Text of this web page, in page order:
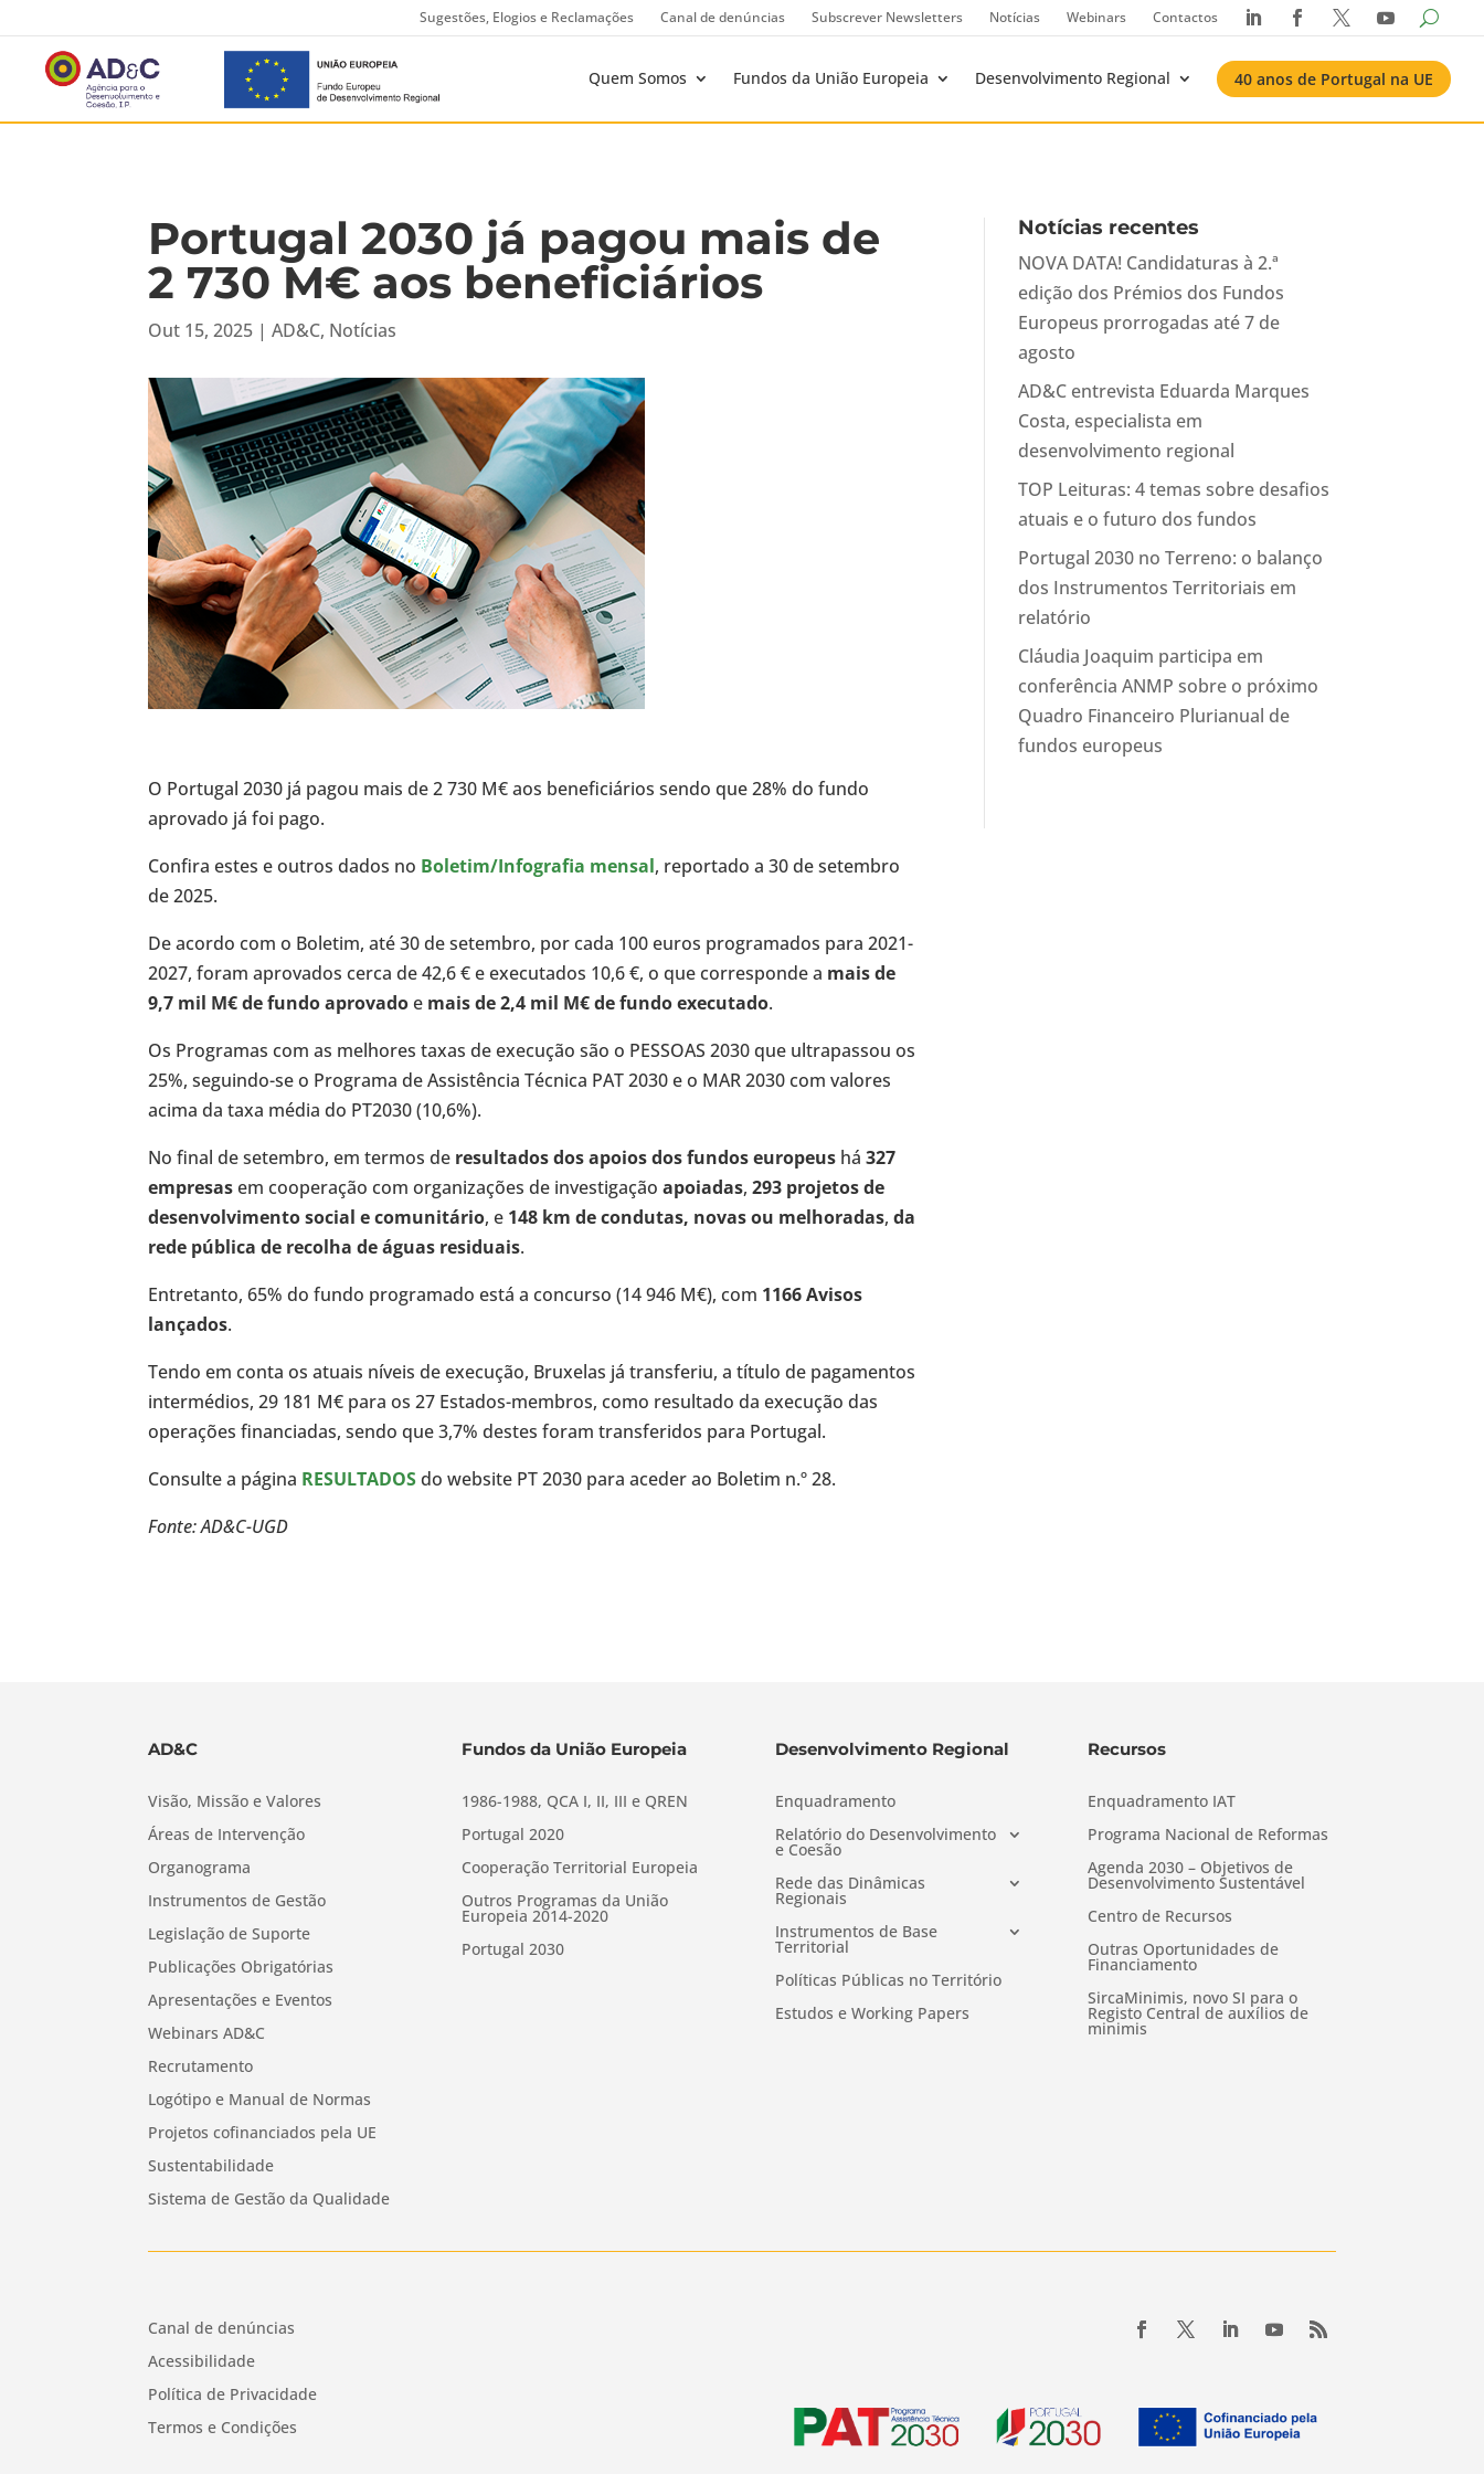
Sugestões, Elogios e Reclamações Canal de denúncias Subscrever Newsletters Notícias Webinars Contactos    
Quem Somos Fundos da União Europeia Desenvolvimento Regional 40 anos de Portugal na UE
Portugal 2030 já pagou mais de
2 730 M€ aos beneficiários
Out 15, 2025 |AD&C, Notícias
O Portugal 2030 já pagou mais de 2 730 M€ aos beneficiários sendo que 28% do fundo
aprovado já foi pago.
Confira estes e outros dados no Boletim/Infografia mensal, reportado a 30 de setembro
de 2025.
De acordo com o Boletim, até 30 de setembro, por cada 100 euros programados para 2021-
2027, foram aprovados cerca de 42,6 € e executados 10,6 €, o que corresponde a mais de
9,7 mil M€ de fundo aprovadoe mais de 2,4 mil M€ de fundo executado.
Os Programas com as melhores taxas de execução são o PESSOAS 2030 que ultrapassou os
25%, seguindo-se o Programa de Assistência Técnica PAT 2030 e o MAR 2030 com valores
acima da taxa média do PT2030 (10,6%).
No final de setembro, em termos de resultados dos apoios dos fundos europeus há327
empresasem cooperação com organizações de investigaçãoapoiadas,293 projetos de
desenvolvimento social e comunitário, e 148 km de condutas, novas ou melhoradas,da
rede pública de recolha de águas residuais.
Entretanto, 65% do fundo programado está a concurso (14 946 M€), com 1166 Avisos
lançados.
Tendo em conta os atuais níveis de execução, Bruxelas já transferiu, a título de pagamentos
intermédios, 29 181 M€ para os 27 Estados-membros, como resultado da execução das
operações financiadas, sendo que 3,7% destes foram transferidos para Portugal.
Consulte a página RESULTADOSdo website PT 2030 para aceder ao Boletim n.º 28.
Fonte: AD&C-UGD
Notícias recentes
NOVA DATA! Candidaturas à 2.ª
edição dos Prémios dos Fundos
Europeus prorrogadas até 7 de
agosto
AD&C entrevista Eduarda Marques
Costa, especialista em
desenvolvimento regional
TOP Leituras: 4 temas sobre desafios
atuais e o futuro dos fundos
Portugal 2030 no Terreno: o balanço
dos Instrumentos Territoriais em
relatório
Cláudia Joaquim participa em
conferência ANMP sobre o próximo
Quadro Financeiro Plurianual de
fundos europeus
AD&C
Visão, Missão e Valores
Áreas de Intervenção
Organograma
Instrumentos de Gestão
Legislação de Suporte
Publicações Obrigatórias
Apresentações e Eventos
Webinars AD&C
Recrutamento
Logótipo e Manual de Normas
Projetos cofinanciados pela UE
Sustentabilidade
Sistema de Gestão da Qualidade
Fundos da União Europeia
1986-1988, QCA I, II, III e QREN
Portugal 2020
Cooperação Territorial Europeia
Outros Programas da União
Europeia 2014-2020
Portugal 2030
Desenvolvimento Regional
Enquadramento
Relatório do Desenvolvimento
e Coesão
Rede das Dinâmicas
Regionais
Instrumentos de Base
Territorial
Políticas Públicas no Território
Estudos e Working Papers
Recursos
Enquadramento IAT
Programa Nacional de Reformas
Agenda 2030 – Objetivos de
Desenvolvimento Sustentável
Centro de Recursos
Outras Oportunidades de
Financiamento
SircaMinimis, novo SI para o
Registo Central de auxílios de
minimis
Canal de denúncias
Acessibilidade
Política de Privacidade
Termos e Condições